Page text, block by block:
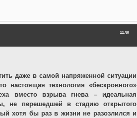
11:30
даже в самой напряженной ситуации
настоящая технология «бескровного»
вместо взрыва гнева – идеальная
не перешедшей в стадию открытого
хотя бы раз в жизни не разозлился и